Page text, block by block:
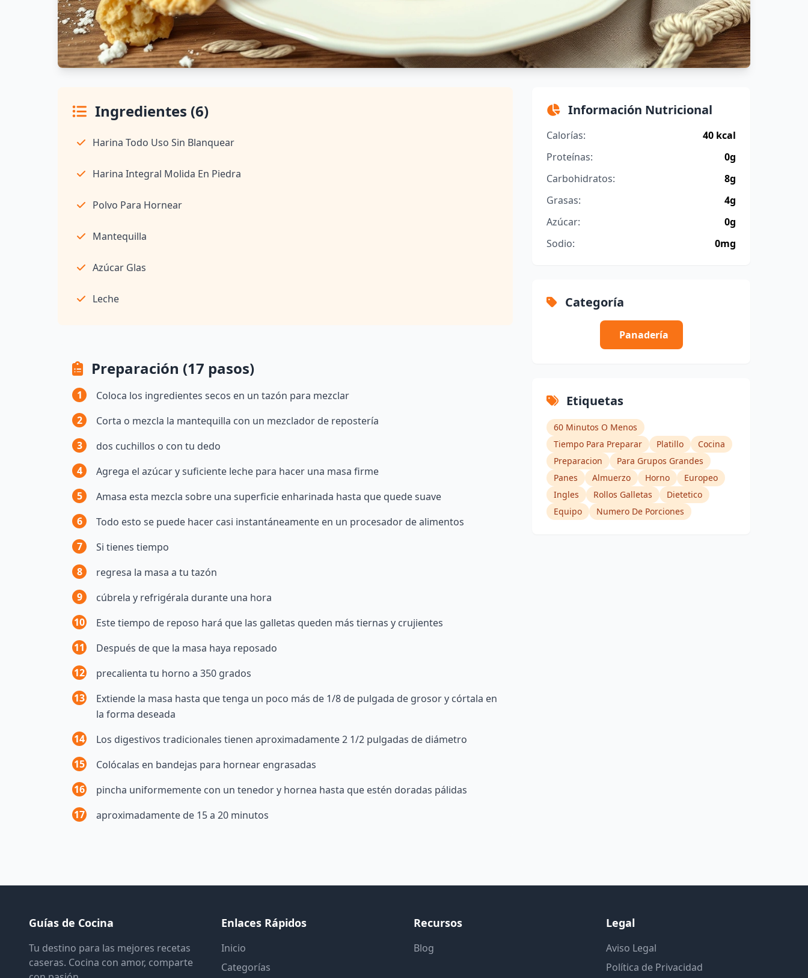
Ingredientes (6)
Harina Todo Uso Sin Blanquear
Harina Integral Molida En Piedra
Polvo Para Hornear
Mantequilla
Azúcar Glas
Leche
Preparación (17 pasos)
1
Coloca los ingredientes secos en un tazón para mezclar
2
Corta o mezcla la mantequilla con un mezclador de repostería
3
dos cuchillos o con tu dedo
4
Agrega el azúcar y suficiente leche para hacer una masa firme
5
Amasa esta mezcla sobre una superficie enharinada hasta que quede suave
6
Todo esto se puede hacer casi instantáneamente en un procesador de alimentos
7
Si tienes tiempo
8
regresa la masa a tu tazón
9
cúbrela y refrigérala durante una hora
10
Este tiempo de reposo hará que las galletas queden más tiernas y crujientes
11
Después de que la masa haya reposado
12
precalienta tu horno a 350 grados
13
Extiende la masa hasta que tenga un poco más de 1/8 de pulgada de grosor y córtala en
la forma deseada
14
Los digestivos tradicionales tienen aproximadamente 2 1/2 pulgadas de diámetro
15
Colócalas en bandejas para hornear engrasadas
16
pincha uniformemente con un tenedor y hornea hasta que estén doradas pálidas
17
aproximadamente de 15 a 20 minutos
Información Nutricional
Calorías:
40 kcal
Proteínas:
0g
Carbohidratos:
8g
Grasas:
4g
Azúcar:
0g
Sodio:
0mg
Categoría
Panadería
Etiquetas
60 Minutos O Menos
Tiempo Para Preparar
Platillo
Cocina
Preparacion
Para Grupos Grandes
Panes
Almuerzo Horno
Europeo
Ingles
Rollos Galletas
Dietetico
Equipo
Numero De Porciones
Guías de Cocina
Tu destino para las mejores recetas
caseras. Cocina con amor, comparte
Enlaces Rápidos
Inicio
Categorías
Recursos
Blog
Legal
Aviso Legal
Política de Privacidad